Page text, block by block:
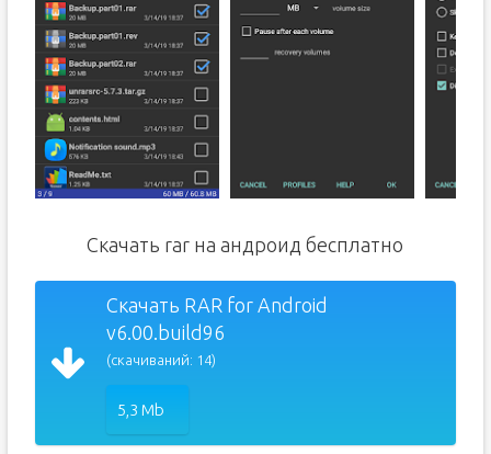
Скачать rar на андроид бесплатно
Скачать RAR for Android
v6.00.build96
(скачиваний: 14)
5,3 Mb